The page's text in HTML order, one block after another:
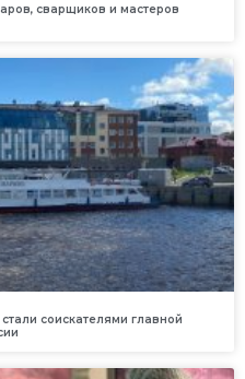
сварщиков и мастеров
соискателями главной